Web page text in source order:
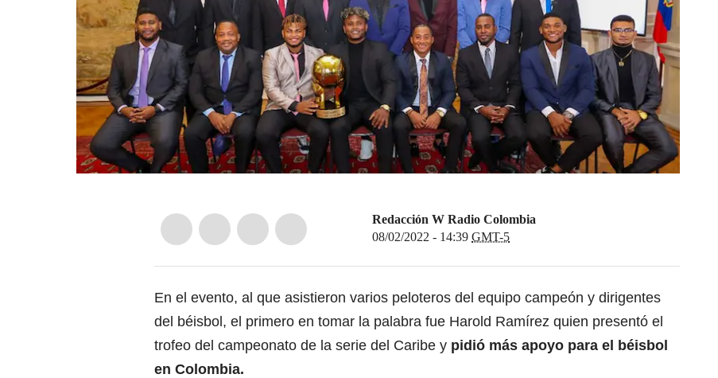
Redacción W Radio Colombia
08/02/2022 - 14:39 GMT-5
En el evento, al que asistieron varios peloteros del equipo campeón y dirigentes
del béisbol, el primero en tomar la palabra fue Harold Ramírez quien presentó el
trofeo del campeonato de la serie del Caribe y pidió más apoyo para el béisbol
en Colombia.